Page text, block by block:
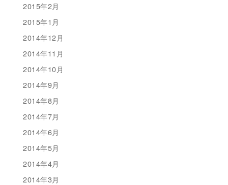
2015年2月
2015年1月
2014年12月
2014年11月
2014年10月
2014年9月
2014年8月
2014年7月
2014年6月
2014年5月
2014年4月
2014年3月